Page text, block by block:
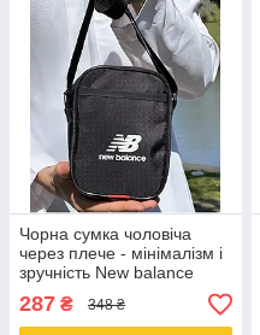
Чорна сумка чоловіча
через плече - мінімалізм і
зручність New balance
287 ₴ 348 ₴